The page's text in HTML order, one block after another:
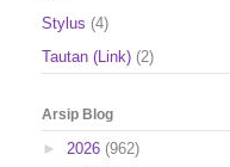
Stylus (4)
Tautan (Link) (2)
Arsip Blog
► 2026 (962)